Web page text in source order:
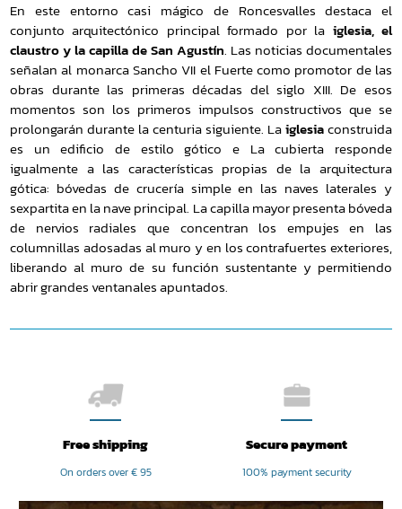
En este entorno casi mágico de Roncesvalles destaca el
conjunto arquitectónico principal formado por la iglesia, el
claustro y la capilla de San Agustín. Las noticias documentales
señalan al monarca Sancho VII el Fuerte como promotor de las
obras durante las primeras décadas del siglo XIII. De esos
momentos son los primeros impulsos constructivos que se
prolongarán durante la centuria siguiente. Laiglesiaconstruida
es un edificio de estilo gótico e La cubierta responde
igualmente a las características propias de la arquitectura
gótica: bóvedas de crucería simple en las naves laterales y
sexpartita en la nave principal. La capilla mayor presenta bóveda
de nervios radiales que concentran los empujes en las
columnillas adosadas al muro y en los contrafuertes exteriores,
liberando al muro de su función sustentante y permitiendo
abrir grandes ventanales apuntados.
Free shipping
On orders over € 95
Secure payment
100% payment security